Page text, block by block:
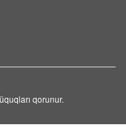
qorunur.